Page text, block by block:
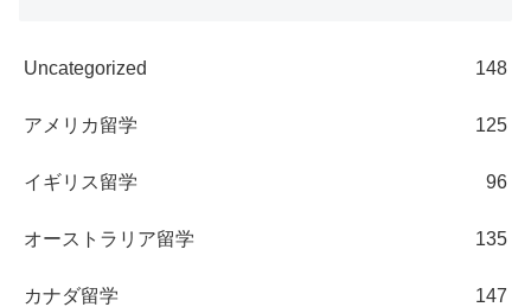
Uncategorized 148
アメリカ留学 125
イギリス留学 96
オーストラリア留学 135
カナダ留学 147